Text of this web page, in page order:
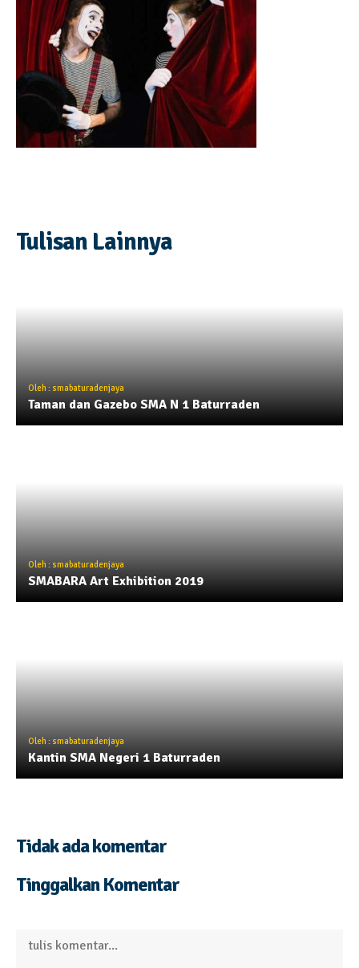
Tulisan Lainnya
Oleh : smabaturadenjaya
Taman dan Gazebo SMA N 1 Baturraden
Oleh : smabaturadenjaya
SMABARA Art Exhibition 2019
Oleh : smabaturadenjaya
Kantin SMA Negeri 1 Baturraden
Tidak ada komentar
Tinggalkan Komentar